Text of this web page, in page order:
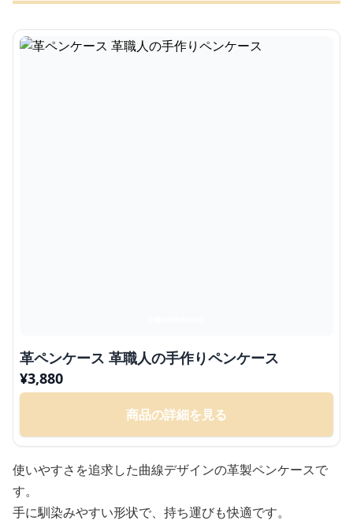
革ペンケース 革職人の手作りペンケース
¥3,880
商品の詳細を見る
使いやすさを追求した曲線デザインの革製ペンケースで
す。
手に馴染みやすい形状で、持ち運びも快適です。